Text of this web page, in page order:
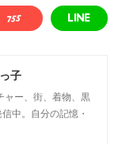
子
ャー、街、着物、黒
中。自分の記憶・